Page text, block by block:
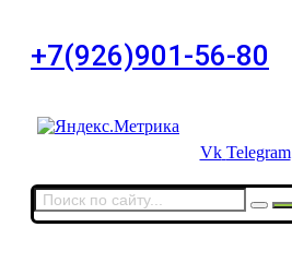
+7(926)901-56-80
Vk Telegram